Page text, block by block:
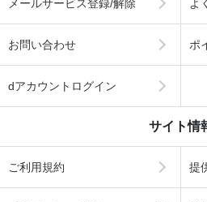
メールサービス登録/解除 よ
お問い合わせ ポ
dアカウントログイン
サイト情
ご利用規約 提